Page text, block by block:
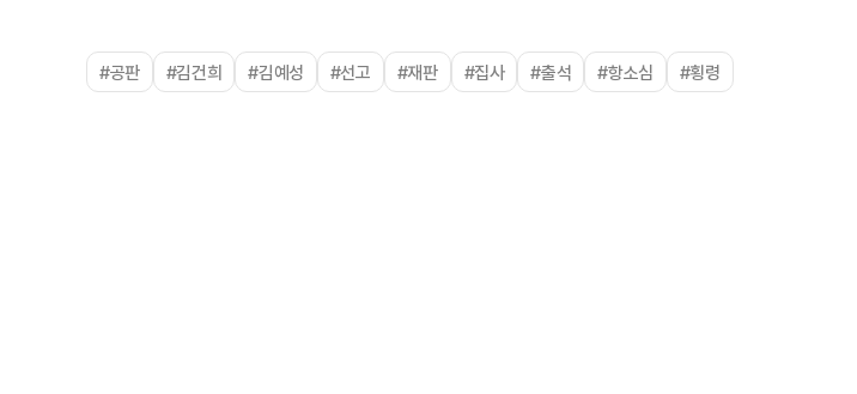
#공판 #김건희 #김예성 #선고 #재판 #집사 #출석 #항소심 #횡령